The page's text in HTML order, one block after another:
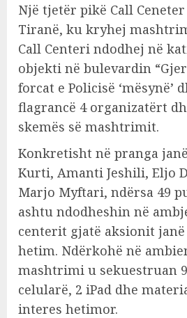
Një tjetër pikë Call
Tiranë, ku kryhej
Call Centeri ndodhej në
objekti në bulevardin
forcat e Policisë ‘mësynë’
flagrancë 4 organizatërt
skemës së mashtrimit.
Konkretisht në pranga
Kurti, Amanti Jeshili, Eljo
Marjo Myftari, ndërsa 49
ashtu ndodheshin në
centerit gjatë aksionit
hetim. Ndërkohë në
mashtrimi u sekuestruan
celularë, 2 iPad dhe
interes hetimor.